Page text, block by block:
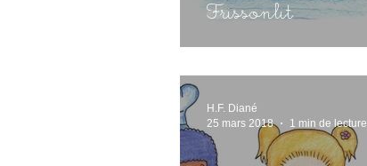
Frissonlit
H.F. Diané
25 mars 2018
1 min de lecture